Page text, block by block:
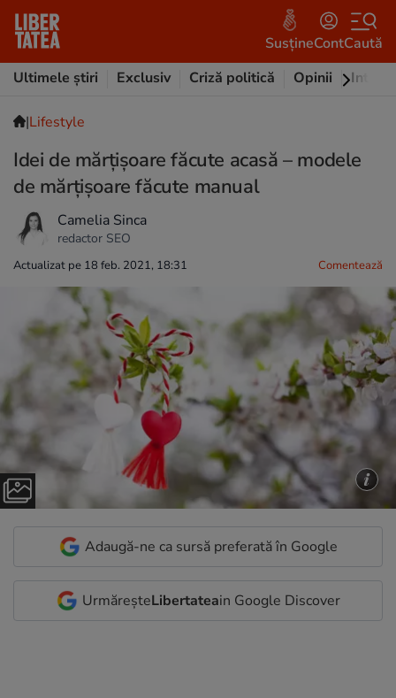
SusțineContCaută
Ultimele știri
Exclusiv Criză politică Opinii
|Lifestyle
Idei de mărțișoare făcute acasă – modele
de mărțișoare făcute manual
Camelia Sinca
redactor SEO
Actualizat pe 18 feb. 2021, 18:31 Comentează
Adaugă-ne ca sursă preferată în Google
UrmăreșteLibertateain Google Discover